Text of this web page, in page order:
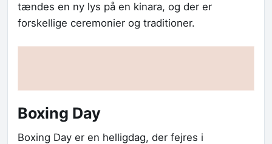
tændes en ny lys på en kinara, og der er
forskellige ceremonier og traditioner.
Boxing Day
Boxing Day er en helligdag, der fejres i